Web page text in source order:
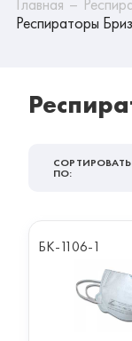
Респираторы
СОРТИРОВАТЬ
ПО:
БК-1106-1